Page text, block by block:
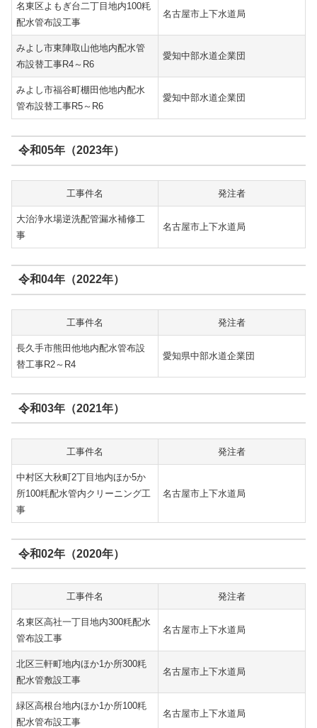
名東区よもぎ台二丁目地内100粍
配水管布設工事
名古屋市上下水道局
みよし市東陣取山他地内配水管
布設替工事R4～R6
愛知中部水道企業団
みよし市福谷町棚田他地内配水
管布設替工事R5～R6
愛知中部水道企業団
令和05年（2023年）
工事件名 発注者
大治浄水場逆洗配管漏水補修工
事
名古屋市上下水道局
令和04年（2022年）
工事件名 発注者
長久手市熊田他地内配水管布設
替工事R2～R4
愛知県中部水道企業団
令和03年（2021年）
工事件名 発注者
中村区大秋町2丁目地内ほか5か
所100粍配水管内クリーニング工
事
名古屋市上下水道局
令和02年（2020年）
工事件名 発注者
名東区高社一丁目地内300粍配水
管布設工事
名古屋市上下水道局
北区三軒町地内ほか1か所300粍
配水管敷設工事
名古屋市上下水道局
緑区高根台地内ほか1か所100粍
配水管布設工事
名古屋市上下水道局